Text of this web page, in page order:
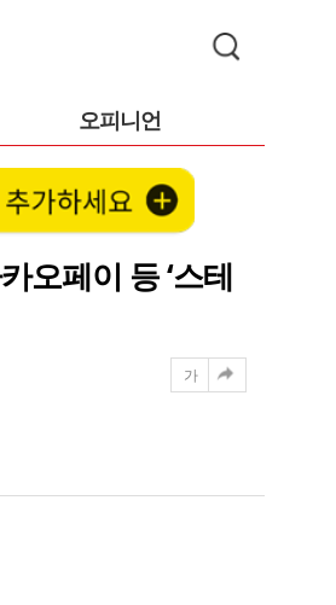
오피니언
오페이 등 ‘스테
가